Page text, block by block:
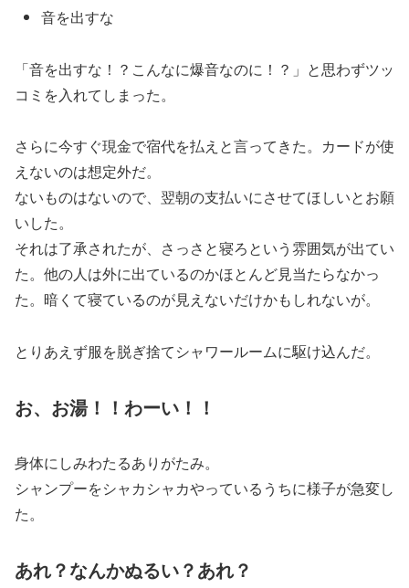
音を出すな
「音を出すな！？こんなに爆音なのに！？」と思わずツッ
コミを入れてしまった。
さらに今すぐ現金で宿代を払えと言ってきた。カードが使
えないのは想定外だ。
ないものはないので、翌朝の支払いにさせてほしいとお願
いした。
それは了承されたが、さっさと寝ろという雰囲気が出てい
た。他の人は外に出ているのかほとんど見当たらなかっ
た。暗くて寝ているのが見えないだけかもしれないが。
とりあえず服を脱ぎ捨てシャワールームに駆け込んだ。
お、お湯！！わーい！！
身体にしみわたるありがたみ。
シャンプーをシャカシャカやっているうちに様子が急変し
た。
あれ？なんかぬるい？あれ？